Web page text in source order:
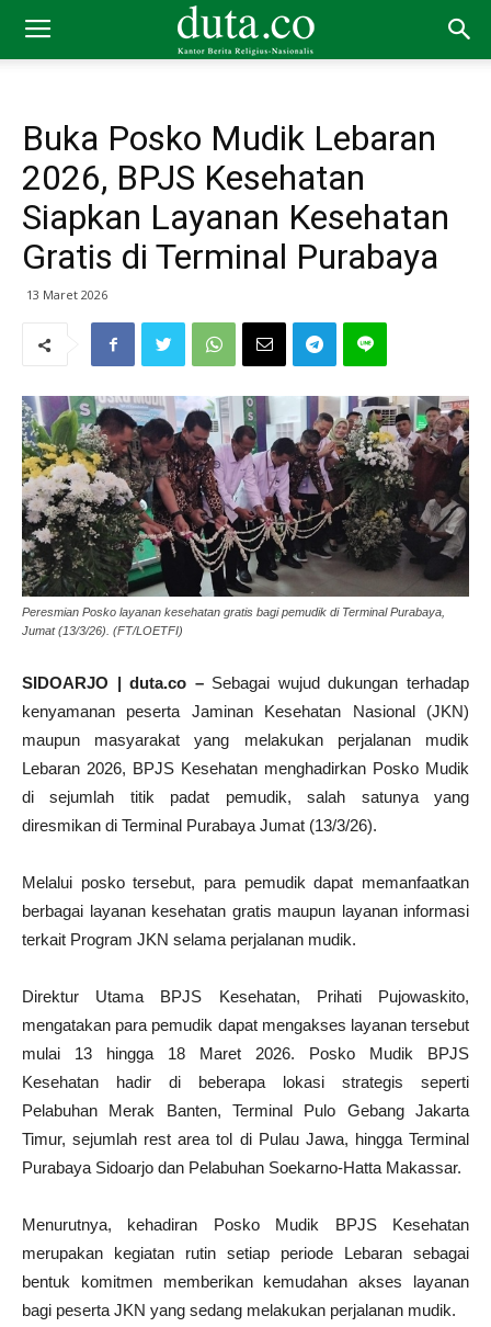
Buka Posko Mudik Lebaran
2026, BPJS Kesehatan
Siapkan Layanan Kesehatan
Gratis di Terminal Purabaya
13 Maret 2026
Peresmian Posko layanan kesehatan gratis bagi pemudik di Terminal Purabaya,
Jumat (13/3/26). (FT/LOETFI)
SIDOARJO | duta.co –Sebagai wujud dukungan terhadap
kenyamanan peserta Jaminan Kesehatan Nasional (JKN)
maupun masyarakat yang melakukan perjalanan mudik
Lebaran 2026, BPJS Kesehatan menghadirkan Posko Mudik
di sejumlah titik padat pemudik, salah satunya yang
diresmikan di Terminal Purabaya Jumat (13/3/26).
Melalui posko tersebut, para pemudik dapat memanfaatkan
berbagai layanan kesehatan gratis maupun layanan informasi
terkait Program JKN selama perjalanan mudik.
Direktur Utama BPJS Kesehatan, Prihati Pujowaskito,
mengatakan para pemudik dapat mengakses layanan tersebut
mulai 13 hingga 18 Maret 2026. Posko Mudik BPJS
Kesehatan hadir di beberapa lokasi strategis seperti
Pelabuhan Merak Banten, Terminal Pulo Gebang Jakarta
Timur, sejumlah rest area tol di Pulau Jawa, hingga Terminal
Purabaya Sidoarjo dan Pelabuhan Soekarno-Hatta Makassar.
Menurutnya, kehadiran Posko Mudik BPJS Kesehatan
merupakan kegiatan rutin setiap periode Lebaran sebagai
bentuk komitmen memberikan kemudahan akses layanan
bagi peserta JKN yang sedang melakukan perjalanan mudik.